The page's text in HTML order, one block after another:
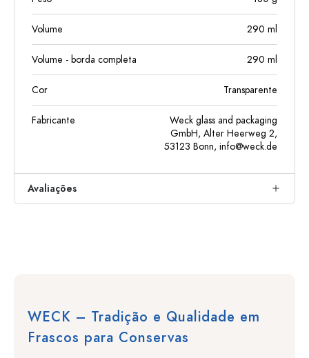
Volume 290 ml
Volume - borda completa 290 ml
Cor Transparente
Fabricante
Weck glass and packaging
GmbH, Alter Heerweg 2,
53123 Bonn, info@weck.de
Avaliações
WECK – Tradição e Qualidade em
Frascos para Conservas